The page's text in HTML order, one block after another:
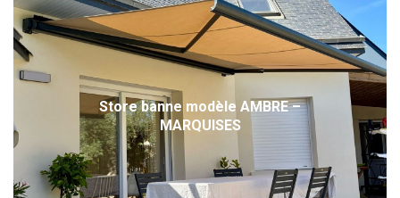
Store banne modèle AMBRE –
MARQUISES